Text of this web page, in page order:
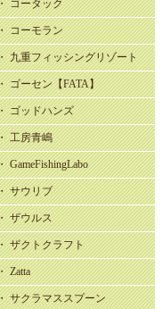
・ コータック
・ コーモラン
・ 九重フィッシングリゾート
・ ゴーセン【FATA】
・ ゴッドハンズ
・ 工房青嶋
・ GameFishingLabo
・ サウリブ
・ ザウルス
・ ザクトクラフト
・ Zatta
・ サクラマススプーン